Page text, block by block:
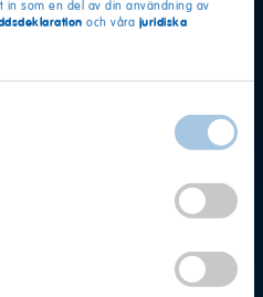
in som en del av din användning av
och våra juridiska